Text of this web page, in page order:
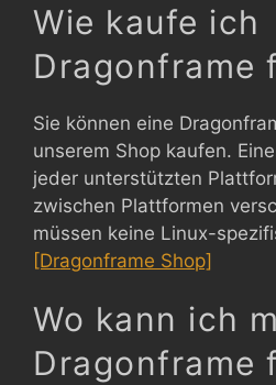
Wie kaufe ich
Dragonframe
Sie können eine
unserem Shop kaufen.
jeder unterstützten
zwischen Plattformen
müssen keine Linux-
[Dragonframe Shop]
Wo kann ich
Dragonframe